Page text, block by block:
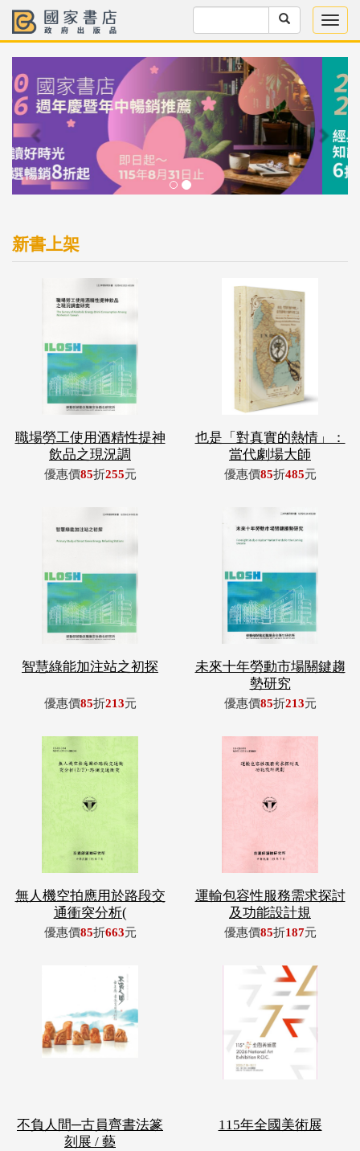
新書上架
職場勞工使用酒精性提神
飲品之現況調
優惠價85折255元
也是「對真實的熱情」：
當代劇場大師
優惠價85折485元
智慧綠能加注站之初探
優惠價85折213元
未來十年勞動市場關鍵趨
勢研究
優惠價85折213元
無人機空拍應用於路段交
通衝突分析(
優惠價85折663元
運輸包容性服務需求探討
及功能設計規
優惠價85折187元
不負人間─古員齊書法篆
刻展 / 藝
115年全國美術展